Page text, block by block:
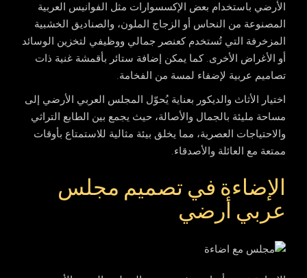
الأرضي باستخدام بعض الإكسسوارات مثل الفوانيس العربية
المصنوعة من النحاس أو الزجاج الملون، والصناديق الخشبية
المزخرفة التي تُستخدم كعنصر جمالي ووظيفي لتخزين الوسائد
أو الأغراض الأخرى. كما يمكن إضافة ستائر بأقمشة غنية ذات
تصاميم عربية لإضفاء لمسة من الفخامة.
اختيار الأثاث والديكور بعناية يُحوّل المجلس العربي الأرضي إلى
مساحة مليئة بالجمال والأصالة، حيث يجمع بين الطابع التراثي
والاحتياجات العصرية، مما يخلق بيئة مثالية للاستمتاع بأوقات
ممتعة مع العائلة والأصدقاء.
الإضاءة في تصميم مجلس
عربي أرضي